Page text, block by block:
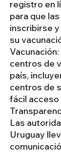
registro en
para que
inscribirse
su
centros de
país,
centros de
fácil acceso
Las
Uruguay